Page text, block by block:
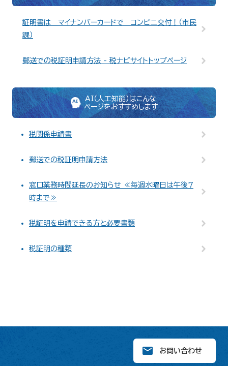
証明書は マイナンバーカードで コンビニ交付！（市民
課）
郵送での税証明申請方法 - 税ナビサイトトップページ
AI（人工知能）はこんな
ページをおすすめします
税関係申請書
郵送での税証明申請方法
窓口業務時間延長のお知らせ ≪毎週水曜日は午後7
時まで≫
税証明を申請できる方と必要書類
税証明の種類
お問い合わせ